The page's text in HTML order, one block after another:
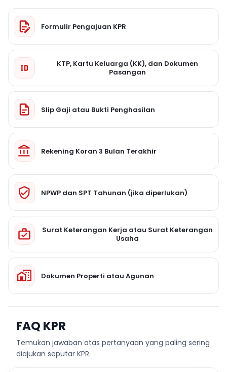
Formulir Pengajuan KPR
KTP, Kartu Keluarga (KK), dan Dokumen
Pasangan
Slip Gaji atau Bukti Penghasilan
Rekening Koran 3 Bulan Terakhir
NPWP dan SPT Tahunan (jika diperlukan)
Surat Keterangan Kerja atau Surat Keterangan
Usaha
Dokumen Properti atau Agunan
FAQ KPR
Temukan jawaban atas pertanyaan yang paling sering
diajukan seputar KPR.